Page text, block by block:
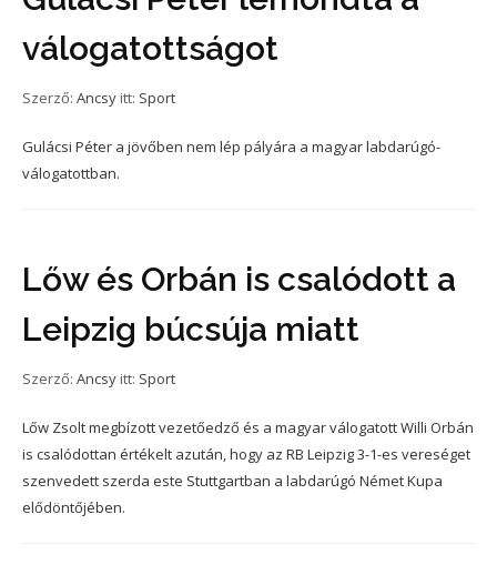
válogatottságot
Szerző: Ancsy itt: Sport
Gulácsi Péter a jövőben nem lép pályára a magyar labdarúgó-
válogatottban.
Lőw és Orbán is csalódott a
Leipzig búcsúja miatt
Szerző: Ancsy itt: Sport
Lőw Zsolt megbízott vezetőedző és a magyar válogatott Willi Orbán
is csalódottan értékelt azután, hogy az RB Leipzig 3-1-es vereséget
szenvedett szerda este Stuttgartban a labdarúgó Német Kupa
elődöntőjében.